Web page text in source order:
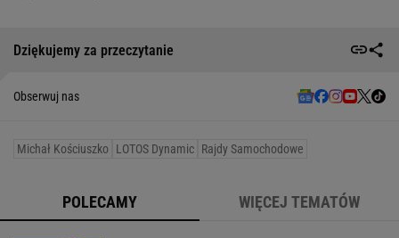
Dziękujemy za przeczytanie
Obserwuj nas
Michał Kościuszko LOTOS Dynamic Rajdy Samochodowe
POLECAMY WIĘCEJ TEMATÓW